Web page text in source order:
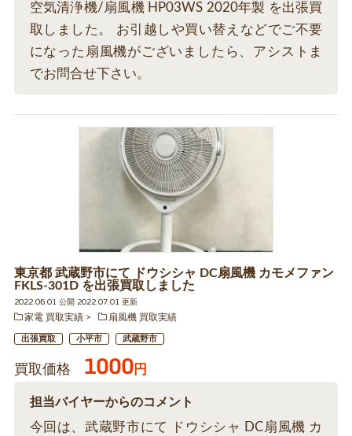
空気清浄機/扇風機 HP03WS 2020年製 を出張買
取しました。 お引越しや買い替えなどでご不要
になった扇風機がございましたら、アシストま
でお問合せ下さい。
東京都 武蔵野市にて ドウシシャ DC扇風機 カモメファン
FKLS-301D を出張買取しました
2022.06.01 公開 2022.07.01 更新
家電 買取実績
扇風機 買取実績
出張買取 小平市 武蔵野市
買取価格 1000円
担当バイヤーからのコメント
今回は、武蔵野市にて ドウシシャ DC扇風機 カ